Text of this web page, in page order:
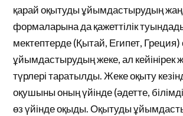
қарай оқытуды ұйымдастырудың
формаларына да қажеттілік
мектептерде (Қытай, Египет,
ұйымдастырудың жеке, ал кейінірек
түрлері таратылды. Жеке оқыту
оқушыны оның үйінде (әдетте,
өз үйінде оқыды. Оқытуды